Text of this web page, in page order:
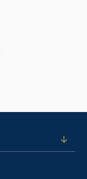
Open